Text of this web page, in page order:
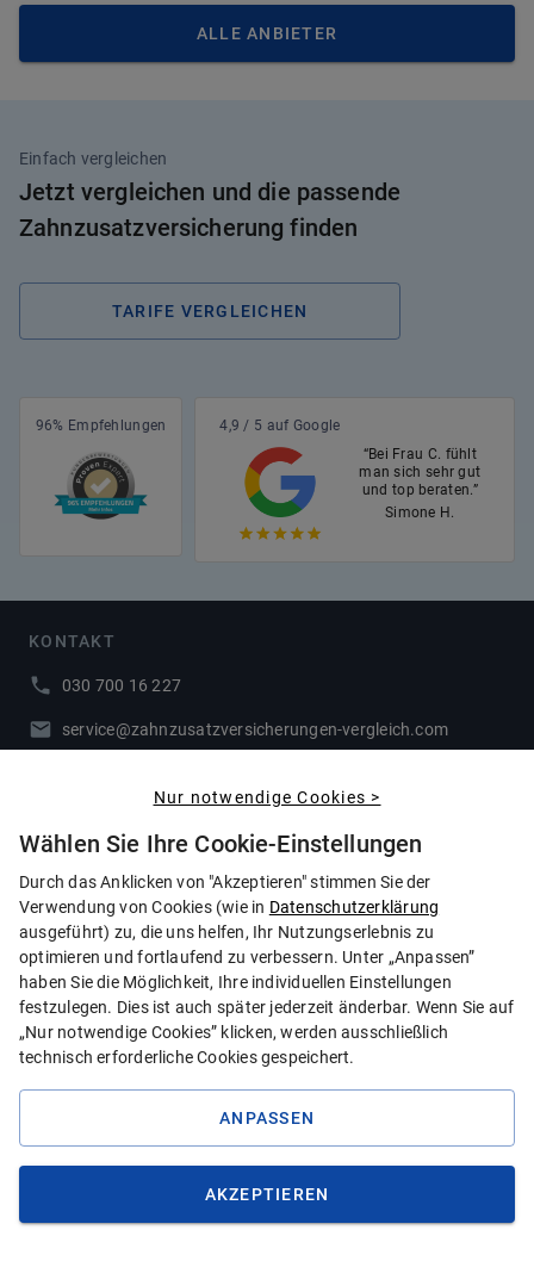
ALLE ANBIETER
Einfach vergleichen
Jetzt vergleichen und die passende
Zahnzusatzversicherung finden
TARIFE VERGLEICHEN
96% Empfehlungen
4,9 / 5 auf Google
“Bei Frau C. fühlt
man sich sehr gut
und top beraten.”
Simone H.
KONTAKT
030 700 16 227
service@zahnzusatzversicherungen-vergleich.com
DIE BESTEN TARIFE FÜR
Zahnersatz
Zahnbehandlung
Zahnreinigung
Kieferorthopädie
TESTS UND TESTSIEGER
Nur notwendige Cookies >
Wählen Sie Ihre Cookie-Einstellungen
Durch das Anklicken von "Akzeptieren" stimmen Sie der
Verwendung von Cookies (wie in Datenschutzerklärung
ausgeführt) zu, die uns helfen, Ihr Nutzungserlebnis zu
optimieren und fortlaufend zu verbessern. Unter „Anpassen”
haben Sie die Möglichkeit, Ihre individuellen Einstellungen
festzulegen. Dies ist auch später jederzeit änderbar. Wenn Sie auf
„Nur notwendige Cookies” klicken, werden ausschließlich
technisch erforderliche Cookies gespeichert.
ANPASSEN
AKZEPTIEREN